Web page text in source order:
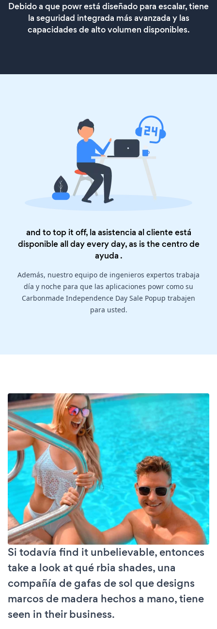
Debido a que powr está diseñado para escalar, tiene
la seguridad integrada más avanzada y las
capacidades de alto volumen disponibles.
and to top it off, la asistencia al cliente está
disponible all day every day, as is thecentro de
ayuda .
Además, nuestro equipo de ingenieros expertos trabaja
día y noche para que las aplicaciones powr como su
Carbonmade Independence Day Sale Popup trabajen
para usted.
Si todavía find it unbelievable, entonces
take a look at qué rbia shades, una
compañía de gafas de sol que designs
marcos de madera hechos a mano, tiene
seen in their business.